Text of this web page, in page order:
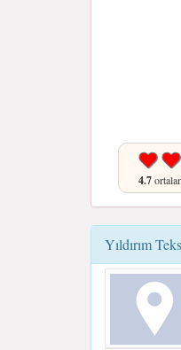
4.7
Yıldırım